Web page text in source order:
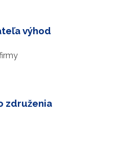
výhod
združenia